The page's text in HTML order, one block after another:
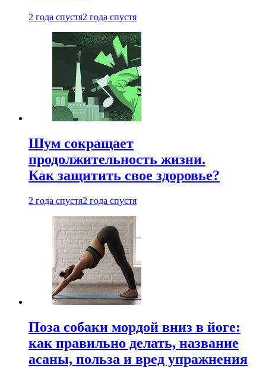
2 года спустя2 года спустя
Шум сокращает
продолжительность жизни.
Как защитить свое здоровье?
2 года спустя2 года спустя
Поза собаки мордой вниз в йоге:
как правильно делать, название
асаны, польза и вред упражнения